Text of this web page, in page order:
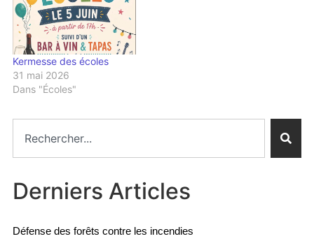
sur la piste de danse près
de l'Ostal de la Cesse. Les
parents étaient…
Kermesse des écoles
31 mai 2026
Dans "Écoles"
Derniers Articles
Défense des forêts contre les incendies